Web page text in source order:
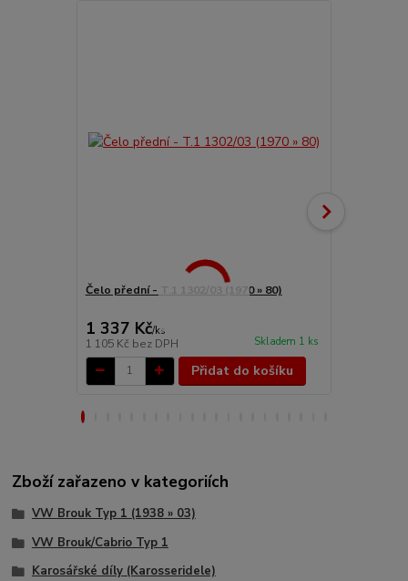
Čelo přední - T.1 1302/03 (1970 » 80)
1 337 Kč/ks
1 105 Kč bez DPH Skladem 1 ks
Přidat do košíku
Zboží zařazeno v kategoriích
VW Brouk Typ 1 (1938 » 03)
VW Brouk/Cabrio Typ 1
Karosářské díly (Karosseridele)